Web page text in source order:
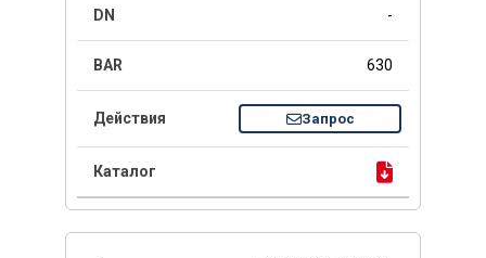
-
630
Запрос